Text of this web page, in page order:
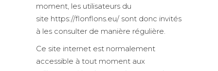
moment, les utilisateurs du
site https://flonflons.eu/ sont donc invités
à les consulter de manière régulière.
Ce site internet est normalement
accessible à tout moment aux